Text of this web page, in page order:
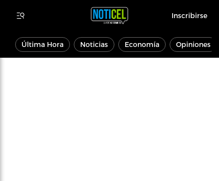
Inscribirse
Última Hora Noticias Economía Opiniones